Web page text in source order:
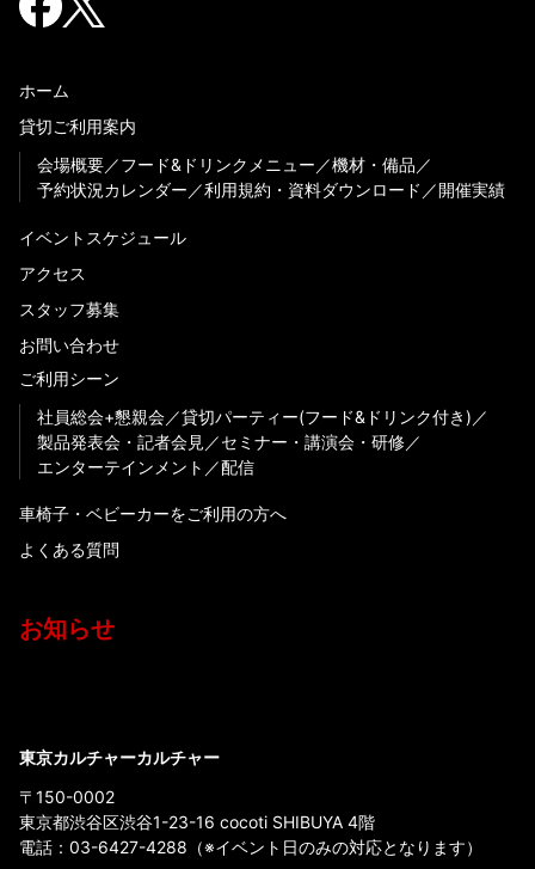
ホーム
貸切ご利用案内
会場概要
フード&ドリンクメニュー
機材・備品
予約状況カレンダー
利用規約・資料ダウンロード 開催実績
イベントスケジュール
アクセス
スタッフ募集
お問い合わせ
ご利用シーン
社員総会+懇親会
貸切パーティー(フード&ドリンク付き)
製品発表会・記者会見
セミナー・講演会・研修
エンターテインメント
配信
車椅子・ベビーカーをご利用の方へ
よくある質問
お知らせ
東京カルチャーカルチャー
〒150-0002
東京都渋谷区渋谷1-23-16 cocoti SHIBUYA 4階
電話： 03-6427-4288 （※イベント日のみの対応となります）